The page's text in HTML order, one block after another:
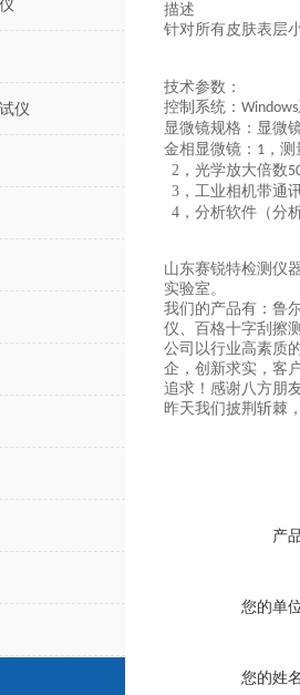
仪
描述
针对所有皮肤表层
技术参数：
控制系统： Windows
显微镜规格：显微
金相显微镜： 1 ，
2， 光学放大倍数
3， 工业相机带通
4， 分析软件（分
山东赛锐特检测仪
实验室。
我们的产品有：鲁
仪、百格十字刮擦
公司以行业高素质
企，创新求实，客
追求！感谢八方朋
昨天我们披荆斩棘
产
您的单
您的姓